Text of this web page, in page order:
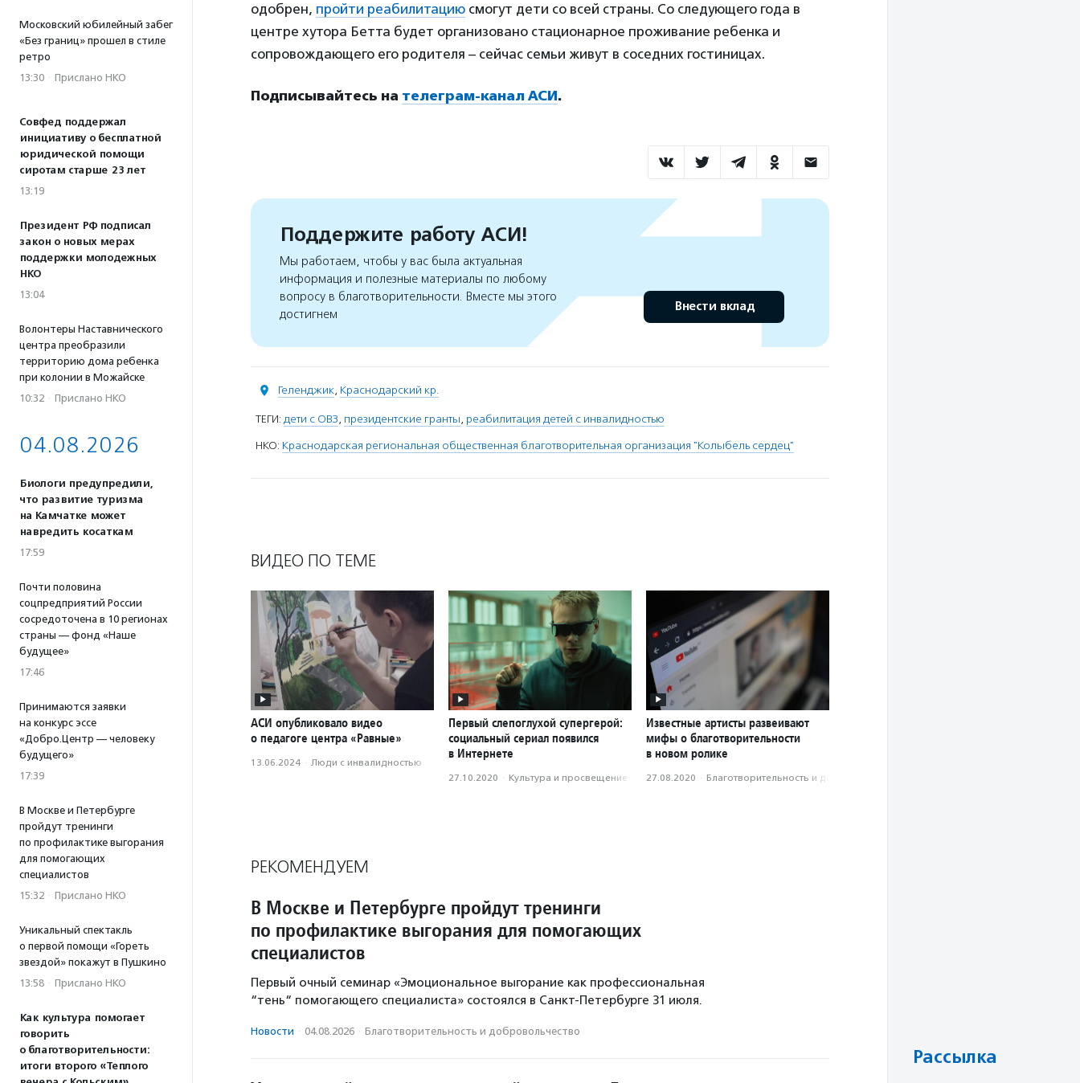
Московский юбилейный забег
«Без границ» прошел в стиле
ретро
13:30 · Прислано НКО
Совфед поддержал
инициативу о бесплатной
юридической помощи
сиротам старше 23 лет
13:19
Президент РФ подписал
закон о новых мерах
поддержки молодежных
НКО
13:04
Волонтеры Наставнического
центра преобразили
территорию дома ребенка
при колонии в Можайске
10:32 · Прислано НКО
04.08.2026
Биологи предупредили,
что развитие туризма
на Камчатке может
навредить косаткам
17:59
Почти половина
соцпредприятий России
сосредоточена в 10 регионах
страны — фонд «Наше
будущее»
17:46
Принимаются заявки
на конкурс эссе
«Добро.Центр — человеку
будущего»
17:39
В Москве и Петербурге
пройдут тренинги
по профилактике выгорания
для помогающих
специалистов
15:32 · Прислано НКО
Уникальный спектакль
о первой помощи «Гореть
звездой» покажут в Пушкино
13:58 · Прислано НКО
Как культура помогает
говорить
о благотворительности:
итоги второго «Теплого
одобрен, пройти реабилитацию смогут дети со всей страны. Со следующего года в
центре хутора Бетта будет организовано стационарное проживание ребенка и
сопровождающего его родителя – сейчас семьи живут в соседних гостиницах.
Подписывайтесь на телеграм-канал АСИ.
Поддержите работу АСИ!
Мы работаем, чтобы у вас была актуальная
информация и полезные материалы по любому
вопросу в благотворительности. Вместе мы этого
достигнем
Внести вклад
Геленджик, Краснодарский кр.
ТЕГИ: дети с ОВЗ, президентские гранты, реабилитация детей с инвалидностью
НКО: Краснодарская региональная общественная благотворительная организация "Колыбель сердец"
ВИДЕО ПО ТЕМЕ
АСИ опубликовало видео
о педагоге центра «Равные»
13.06.2024 · Люди с инвалидностью
Первый слепоглухой супергерой:
социальный сериал появился
в Интернете
27.10.2020 · Культура и просвещение
Известные артисты развеивают
мифы о благотворительности
в новом ролике
27.08.2020 · Благотвори­тель­ность и доброволь­чест­во
РЕКОМЕНДУЕМ
В Москве и Петербурге пройдут тренинги
по профилактике выгорания для помогающих
специалистов
Первый очный семинар «Эмоциональное выгорание как профессиональная
“тень“ помогающего специалиста» состоялся в Санкт-Петербурге 31 июля.
Новости · 04.08.2026 · Благотвори­тель­ность и доброволь­чест­во
Рассылка